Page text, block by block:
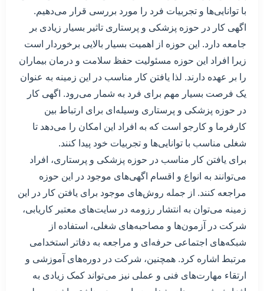
با توانایی‌ها و تجربیات فرد را مورد بررسی قرار می‌دهیم.
اگهی کار در حوزه پزشکی و پرستاری تاثیر بسیار زیادی بر
جامعه دارد. این حوزه از اهمیت بسیار بالایی برخوردار است
زیرا افراد این حوزه مسئولیت حفظ سلامت و درمان بیماران
را بر عهده دارند. لذا یافتن کار مناسب در این زمینه به عنوان
یک فرصت بسیار مهم برای فرد به شمار می‌رود. اگهی کار
در حوزه پزشکی و پرستاری وسیله‌ای برای ارتباط بین
کارفرما و کارجو است که به افراد این امکان را می‌دهد تا
شغلی مناسب با توانایی‌ها و تجربیات خود پیدا کنند.
برای یافتن کار مناسب در حوزه پزشکی و پرستاری، افراد
می‌توانند به انواع و اقسام اگهی‌های موجود در این حوزه
مراجعه کنند. از جمله روش‌های موجود برای یافتن کار در این
زمینه می‌توان به انتشار رزومه در سایت‌های معتبر کاریابی،
شرکت در آزمون‌ها و مصاحبه‌های شغلی، استفاده از
شبکه‌های اجتماعی حرفه‌ای و مراجعه به دفاتر استخدامی
مرتبط اشاره کرد. همچنین، شرکت در دوره‌های آموزشی و
ارتقاء مهارت‌های فنی و عملی نیز می‌تواند کمک زیادی به